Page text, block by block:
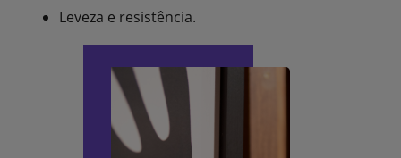
Leveza e resistência.